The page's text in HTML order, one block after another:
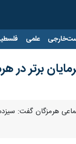
علمی
برتر در